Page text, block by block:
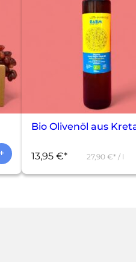
Bio Olivenöl aus
13,95 € 27,90 € / l